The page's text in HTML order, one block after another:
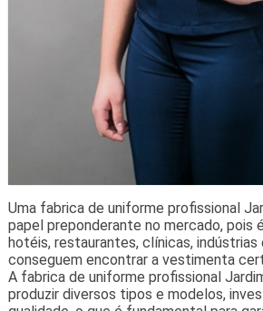
Uma fabrica de uniforme profissional
papel preponderante no mercado, pois
hotéis, restaurantes, clínicas, indústrias
conseguem encontrar a vestimenta
A fabrica de uniforme profissional
produzir diversos tipos e modelos,